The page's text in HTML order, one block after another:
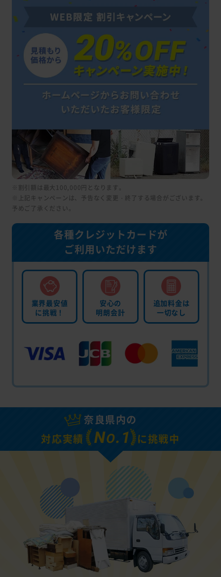
※割引額は最大100,000円となります。
※上記キャンペーンは、予告なく変更・終了する場合がございます。
予めご了承ください。
各種クレジットカードが
ご利用いただけます
業界最安値
に挑戦！
安心の
明朗会計
追加料金は
一切なし
奈良県内の
対応実績
NO.1 に挑戦中